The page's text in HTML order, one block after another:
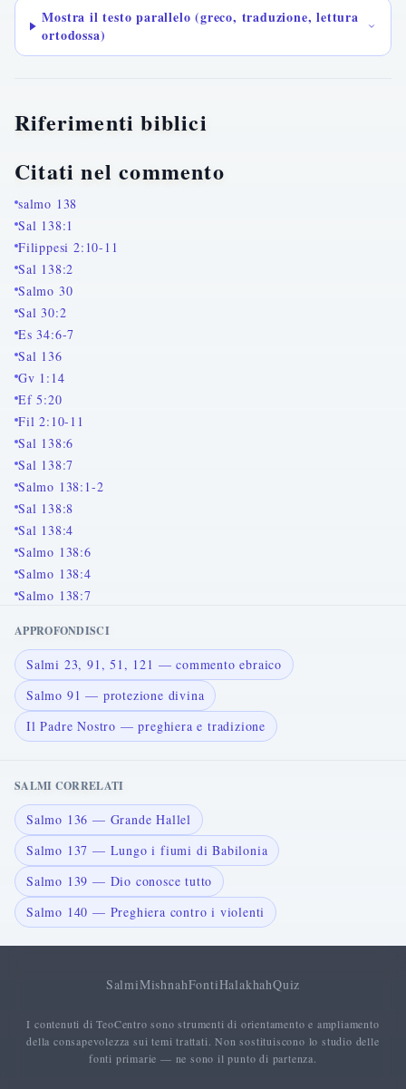
Mostra il testo parallelo (greco, traduzione, lettura
ortodossa)
Riferimenti biblici
Citati nel commento
salmo 138
Sal 138:1
Filippesi 2:10-11
Sal 138:2
Salmo 30
Sal 30:2
Es 34:6-7
Sal 136
Gv 1:14
Ef 5:20
Fil 2:10-11
Sal 138:6
Sal 138:7
Salmo 138:1-2
Sal 138:8
Sal 138:4
Salmo 138:6
Salmo 138:4
Salmo 138:7
APPROFONDISCI
Salmi 23, 91, 51, 121 — commento ebraico
Salmo 91 — protezione divina
Il Padre Nostro — preghiera e tradizione
SALMI CORRELATI
Salmo 136 — Grande Hallel
Salmo 137 — Lungo i fiumi di Babilonia
Salmo 139 — Dio conosce tutto
Salmo 140 — Preghiera contro i violenti
SalmiMishnahFontiHalakhahQuiz
I contenuti di TeoCentro sono strumenti di orientamento e ampliamento
della consapevolezza sui temi trattati. Non sostituiscono lo studio delle
fonti primarie — ne sono il punto di partenza.